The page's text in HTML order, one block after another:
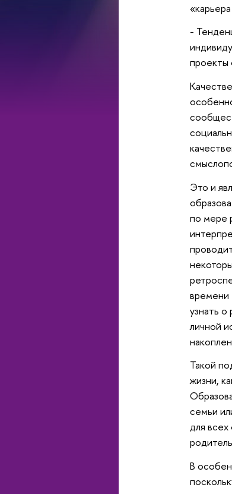
-
проекты
Это и
по мере
времени
узнать
личной
Такой
жизни,
семьи
для
В